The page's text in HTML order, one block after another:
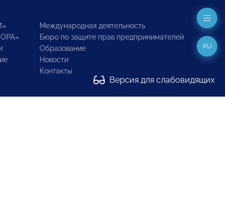
Международная деятельность
Бюро по защите прав предпринимателей
Образование
Новости
Контакты
Версия для слабовидящих
RU